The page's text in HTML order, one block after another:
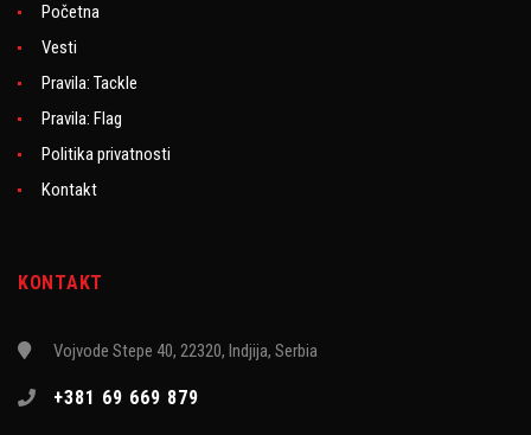
Početna
Vesti
Pravila: Tackle
Pravila: Flag
Politika privatnosti
Kontakt
KONTAKT
Vojvode Stepe 40, 22320, Indjija, Serbia
+381 69 669 879